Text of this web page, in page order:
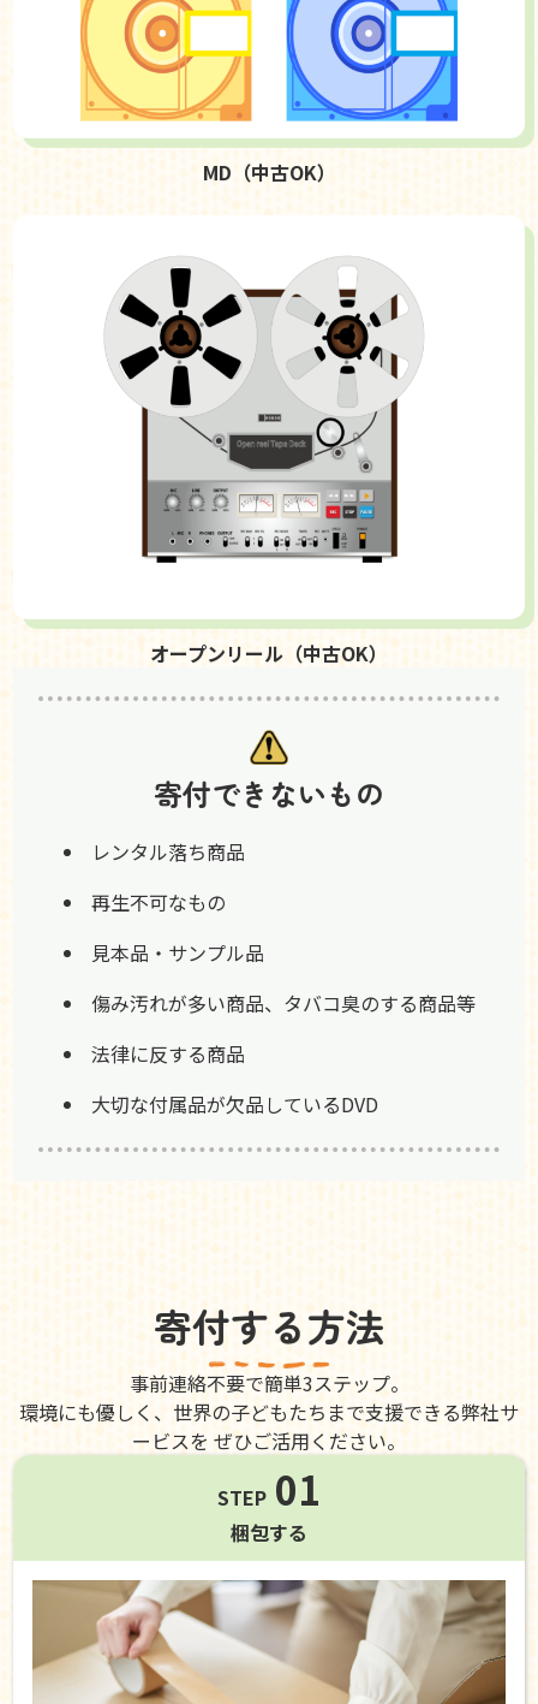
MD（中古OK）
オープンリール（中古OK）
寄付できないもの
レンタル落ち商品
再生不可なもの
見本品・サンプル品
傷み汚れが多い商品、タバコ臭のする商品等
法律に反する商品
大切な付属品が欠品しているDVD
寄付する方法
事前連絡不要で簡単3ステップ。
環境にも優しく、世界の子どもたちまで支援できる弊社サ
ービスを ぜひご活用ください。
STEP 01
梱包する